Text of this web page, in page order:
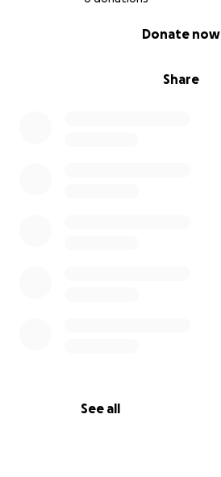
Share
Donate now
See all